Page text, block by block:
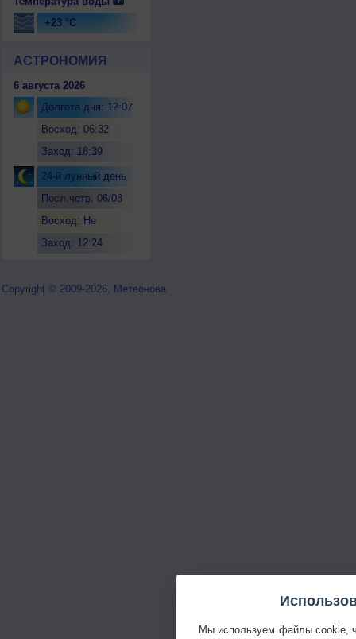
+23 °C
АСТРОНОМИЯ
6 августа 2026
Долгота дня: 12:07
Восход: 06:32
Заход: 18:39
24-й лунный день
Посл.четв. 06/08
Восход: Не
Заход: 12:24
Copyright © 2009-2026, Метеонова
Мы используем файлы cookie,